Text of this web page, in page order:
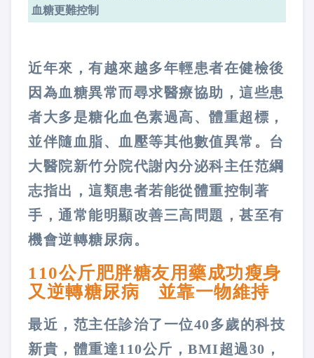
血糖更難控制
近年來，有越來越多年輕患者在健檢後
因為血糖異常而尋求醫療協助，這些患
者大多是糖化血色素過高、體重超標，
並伴隨血脂、血壓等其他數值異常。台
大醫院新竹分院代謝內分泌科主任范綱
志指出，這類患者若能從體重控制著
手，通常能明顯改善三高問題，甚至有
機會逆轉糖尿病。
110公斤肥胖糖友用藥成功瘦身
又逆轉糖尿病 並靠一物維持
最近，范主任診治了一位40多歲的科技
新貴，體重達110公斤，BMI超過30，